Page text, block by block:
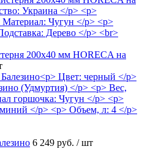
200х40 мм HORECA на
6 249 руб. / шт